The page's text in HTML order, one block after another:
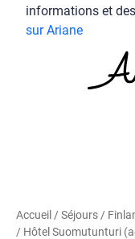
informations et
sur Ariane
Accueil /Séjours /
/ Hôtel Suomutunturi